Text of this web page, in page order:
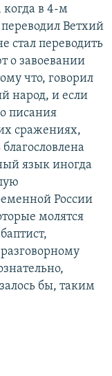
в 4-м
Ветхий
стал переводить
о завоевании
что, говорил
народ, и если
писания
сражениях,
язык иногда
России
молятся
бы, таким